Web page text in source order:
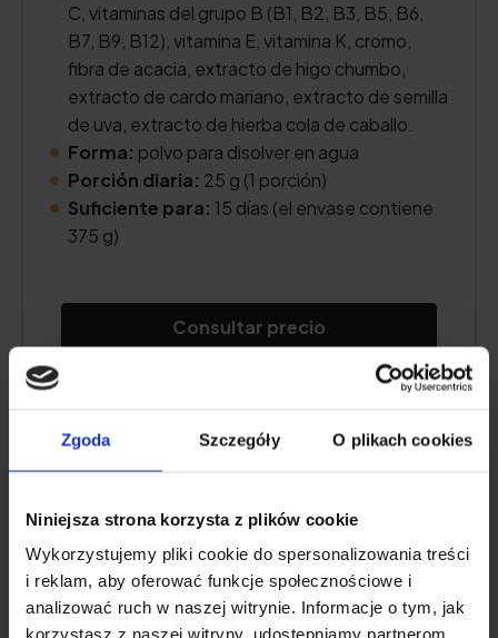
Zgoda Szczegóły O plikach cookies
Niniejsza strona korzysta z plików cookie
Wykorzystujemy pliki cookie do spersonalizowania treści
i reklam, aby oferować funkcje społecznościowe i
analizować ruch w naszej witrynie. Informacje o tym, jak
korzystasz z naszej witryny, udostępniamy partnerom
C, vitaminas del grupo B (B1, B2, B3, B5, B6,
B7, B9, B12), vitamina E, vitamina K, cromo,
fibra de acacia, extracto de higo chumbo,
extracto de cardo mariano, extracto de semilla
de uva, extracto de hierba cola de caballo
Forma: polvo para disolver en agua
Porción diaria: 25 g (1 porción)
Suficiente para: 15 días (el envase contiene
375 g)
Consultar precio
Descripción del producto
Natu.Care Creatina+B6, mango-